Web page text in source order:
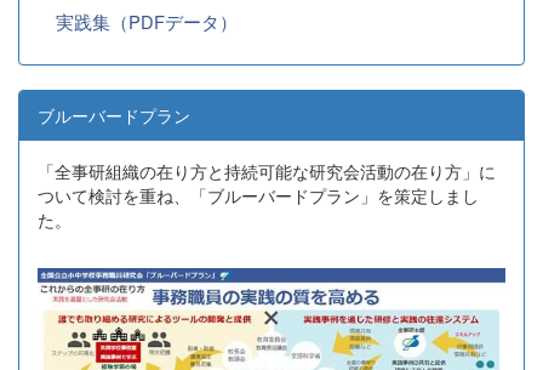
実践集（PDFデータ）
ブルーバードプラン
「全事研組織の在り方と持続可能な研究会活動の在り方」に
ついて検討を重ね、「ブルーバードプラン」を策定しまし
た。